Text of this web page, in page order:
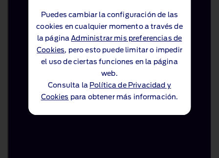
Puedes cambiar la configuración de las
cookies en cualquier momento a través de
la páginaAdministrar mis preferencias de
Cookies, pero esto puede limitar o impedir
el uso de ciertas funciones en la página
web.
Consulta la Política de Privacidad y
Cookies para obtener más información.
Puedes cambiar la configuración de las
cookies en cualquier momento a través de
la páginaAdministrar mis preferencias de
Cookies, pero esto puede limitar o impedir
el uso de ciertas funciones en la página
web.
Consulta la Política de Privacidad y
Cookies para obtener más información.